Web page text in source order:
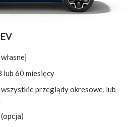
lub 60 miesięcy
przeglądy okresowe, lub